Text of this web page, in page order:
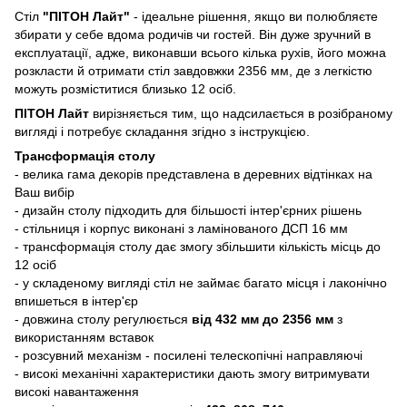
Стіл "ПІТОН Лайт" - ідеальне рішення, якщо ви полюбляєте
збирати у себе вдома родичів чи гостей. Він дуже зручний в
експлуатації, адже, виконавши всього кілька рухів, його можна
розкласти й отримати стіл завдовжки 2356 мм, де з легкістю
можуть розміститися близько 12 осіб.
ПІТОН Лайт вирізняється тим, що надсилається в розібраному
вигляді і потребує складання згідно з інструкцією.
Трансформація столу
- велика гама декорів представлена в деревних відтінках на
Ваш вибір
- дизайн столу підходить для більшості інтер'єрних рішень
- стільниця і корпус виконані з ламінованого ДСП 16 мм
- трансформація столу дає змогу збільшити кількість місць до
12 осіб
- у складеному вигляді стіл не займає багато місця і лаконічно
впишеться в інтер'єр
- довжина столу регулюється від 432 мм до 2356 мм з
використанням вставок
- розсувний механізм - посилені телескопічні направляючі
- високі механічні характеристики дають змогу витримувати
високі навантаження